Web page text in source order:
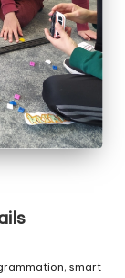
, smart